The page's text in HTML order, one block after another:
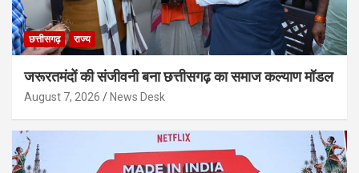
छत्तीसगढ़ राज्य
जरूरतमंदों की संजीवनी बना छत्तीसगढ़ का समाज कल्याण मॉडल
August 7, 2026 News Desk